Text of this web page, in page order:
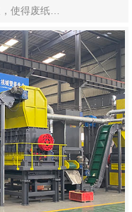
使得废纸…